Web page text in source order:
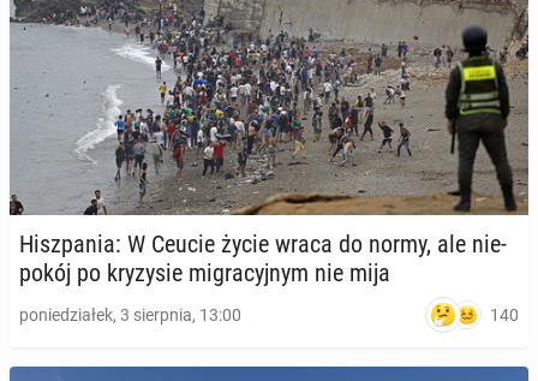
Hisz­pa­nia: W Ceucie życie wraca do normy, ale nie­
po­kój po kry­zy­sie mi­gra­cyj­nym nie mija
poniedziałek, 3 sierpnia, 13:00 140